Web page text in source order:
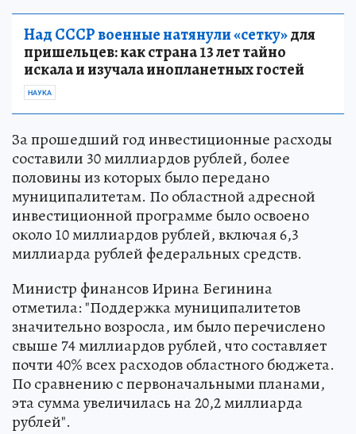
Над СССР военные натянули «сетку»для
пришельцев: как страна 13 лет тайно
искала и изучала инопланетных гостей
НАУКА
За прошедший год инвестиционные расходы
составили 30 миллиардов рублей, более
половины из которых было передано
муниципалитетам. По областной адресной
инвестиционной программе было освоено
около 10 миллиардов рублей, включая 6,3
миллиарда рублей федеральных средств.
Министр финансов Ирина Бегинина
отметила: "Поддержка муниципалитетов
значительно возросла, им было перечислено
свыше 74 миллиардов рублей, что составляет
почти 40% всех расходов областного бюджета.
По сравнению с первоначальными планами,
эта сумма увеличилась на 20,2 миллиарда
рублей".